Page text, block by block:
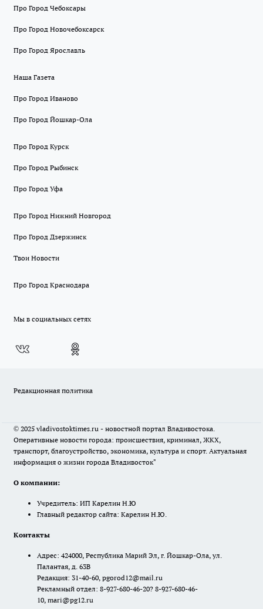
Про Город Чебоксары
Про Город Новочебоксарск
Про Город Ярославль
Наша Газета
Про Город Иваново
Про Город Йошкар-Ола
Про Город Курск
Про Город Рыбинск
Про Город Уфа
Про Город Нижний Новгород
Про Город Дзержинск
Твои Новости
Про Город Краснодара
Мы в социальных сетях
Редакционная политика
© 2025 vladivostoktimes.ru - новостной портал Владивостока.
Оперативные новости города: происшествия, криминал, ЖКХ,
транспорт, благоустройство, экономика, культура и спорт. Актуальная
информация о жизни города Владивосток"
О компании:
Учредитель: ИП Карелин Н.Ю
Главный редактор сайта: Карелин Н.Ю.
Контакты
Адрес: 424000, Республика Марий Эл, г. Йошкар-Ола, ул.
Палантая, д. 63В
Редакция: 31-40-60, pgorod12@mail.ru
Рекламный отдел: 8-927-680-46-20? 8-927-680-46-
10, mari@pg12.ru